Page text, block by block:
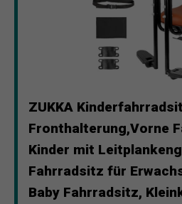
ZUKKA
Fronthalterung,Vorne
Kinder mit
Fahrradsitz für
Baby Fahrradsitz,